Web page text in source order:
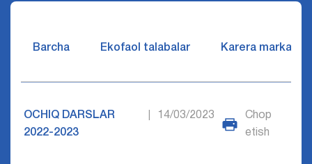
Barcha Ekofaol talabalar Karera markazi
OCHIQ DARSLAR
2022-2023
14/03/2023
Chop
etish